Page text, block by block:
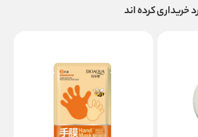
خریداری کرده اند